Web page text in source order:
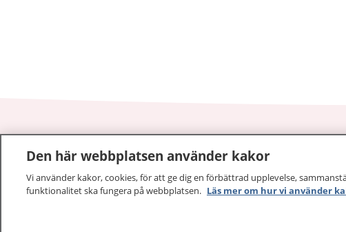
1177–tryggt om din hälsa och vård
På 1177.se får du råd om hälsa och information om
Den här webbplatsen använder kakor
Vi använder kakor, cookies, för att ge dig en förbättrad upplevelse,
funktionalitet ska fungera på webbplatsen. Läs mer om hur vi använder